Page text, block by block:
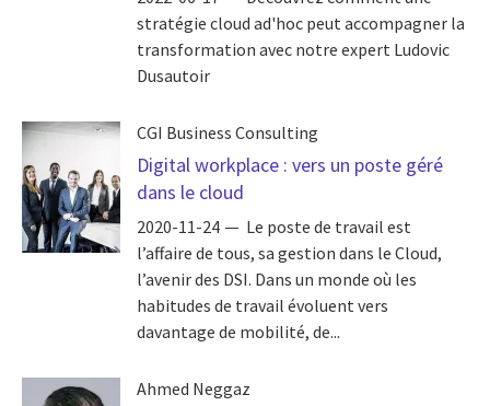
stratégie cloud ad'hoc peut accompagner la
transformation avec notre expert Ludovic
Dusautoir
CGI Business Consulting
Digital workplace : vers un poste géré
dans le cloud
2020-11-24
Le poste de travail est
l’affaire de tous, sa gestion dans le Cloud,
l’avenir des DSI. Dans un monde où les
habitudes de travail évoluent vers
davantage de mobilité, de...
Ahmed Neggaz